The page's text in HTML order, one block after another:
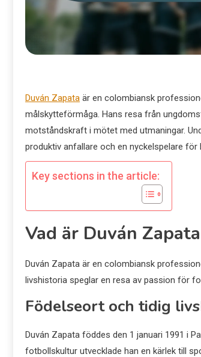
Duván Zapata är en colombiansk
målskytteförmåga. Hans resa från
motståndskraft i mötet med utmaningar.
produktiv anfallare och en nyckelspelare för
Key sections in the article:
Vad är Duván
Duván Zapata är en colombiansk
livshistoria speglar en resa av passion för
Födelseort och tidig
Duván Zapata föddes den 1 januari 1991 i
fotbollskultur utvecklade han en kärlek till